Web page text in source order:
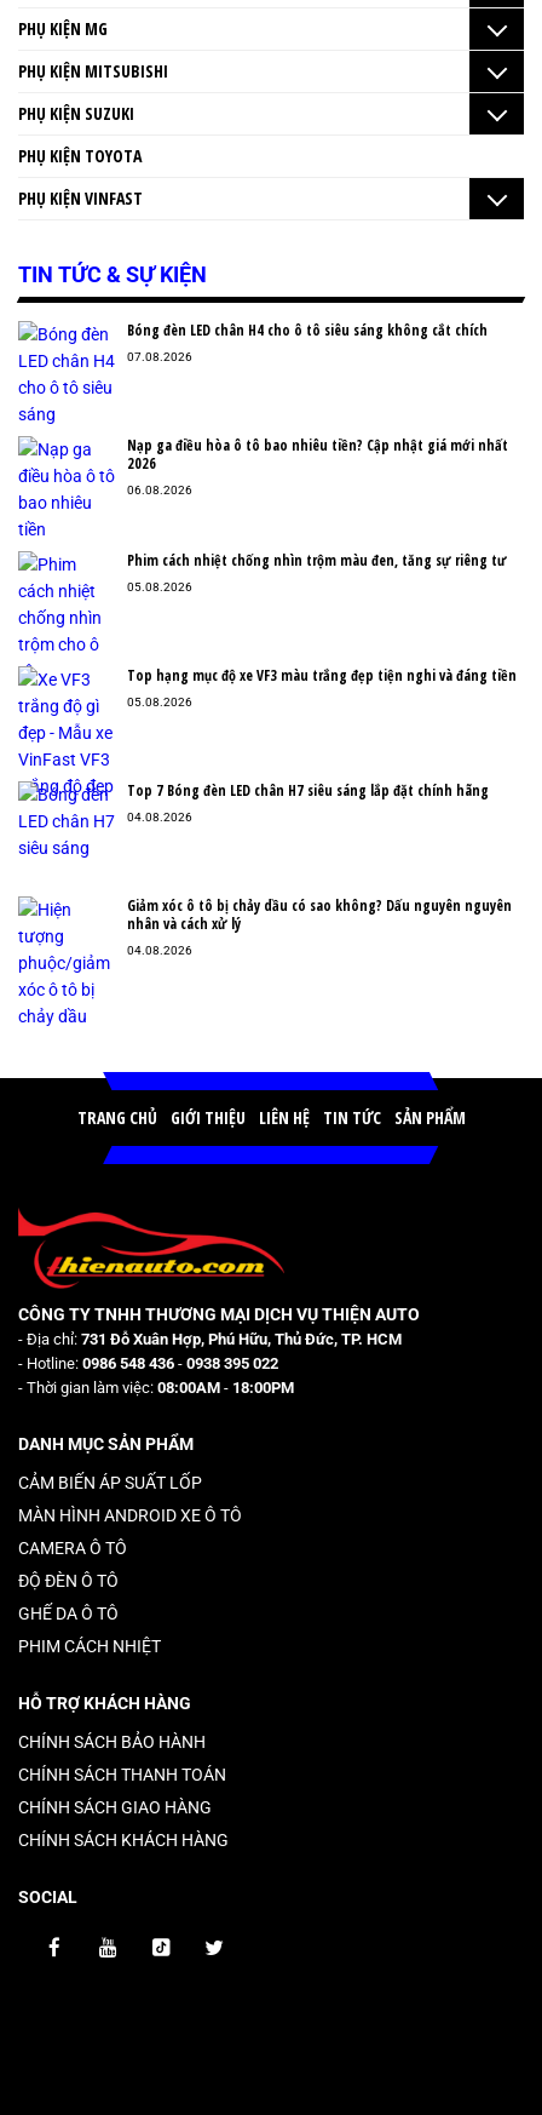
PHỤ KIỆN MG
PHỤ KIỆN MITSUBISHI
PHỤ KIỆN SUZUKI
PHỤ KIỆN TOYOTA
PHỤ KIỆN VINFAST
TIN TỨC & SỰ KIỆN
Bóng đèn LED chân H4 cho ô tô siêu sáng không cắt chích
07.08.2026
Nạp ga điều hòa ô tô bao nhiêu tiền? Cập nhật giá mới nhất
2026
06.08.2026
Phim cách nhiệt chống nhìn trộm màu đen, tăng sự riêng tư
05.08.2026
Top hạng mục độ xe VF3 màu trắng đẹp tiện nghi và đáng tiền
05.08.2026
Top 7 Bóng đèn LED chân H7 siêu sáng lắp đặt chính hãng
04.08.2026
Giảm xóc ô tô bị chảy dầu có sao không? Dấu nguyên nguyên
nhân và cách xử lý
04.08.2026
TRANG CHỦ GIỚI THIỆU LIÊN HỆ TIN TỨC SẢN PHẨM
CÔNG TY TNHH THƯƠNG MẠI DỊCH VỤ THIỆN AUTO
- Địa chỉ: 731 Đỗ Xuân Hợp, Phú Hữu, Thủ Đức, TP. HCM
- Hotline: 0986 548 436 - 0938 395 022
- Thời gian làm việc: 08:00AM - 18:00PM
DANH MỤC SẢN PHẨM
CẢM BIẾN ÁP SUẤT LỐP
MÀN HÌNH ANDROID XE Ô TÔ
CAMERA Ô TÔ
ĐỘ ĐÈN Ô TÔ
GHẾ DA Ô TÔ
PHIM CÁCH NHIỆT
HỖ TRỢ KHÁCH HÀNG
CHÍNH SÁCH BẢO HÀNH
CHÍNH SÁCH THANH TOÁN
CHÍNH SÁCH GIAO HÀNG
CHÍNH SÁCH KHÁCH HÀNG
SOCIAL